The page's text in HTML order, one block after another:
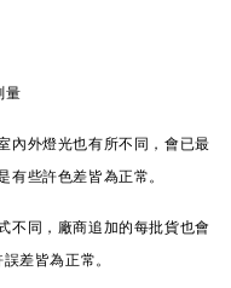
量
內外燈光也有所不同，會已最
些許色差皆為正常。
不同，廠商追加的每批貨也會
差皆為正常。